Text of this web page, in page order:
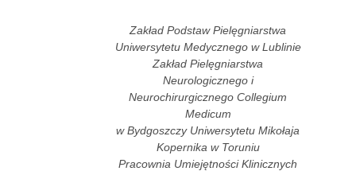
Zakład Podstaw Pielęgniarstwa
Uniwersytetu Medycznego w Lublinie
Zakład Pielęgniarstwa
Neurologicznego i
Neurochirurgicznego Collegium
Medicum
w Bydgoszczy Uniwersytetu Mikołaja
Kopernika w Toruniu
Pracownia Umiejętności Klinicznych